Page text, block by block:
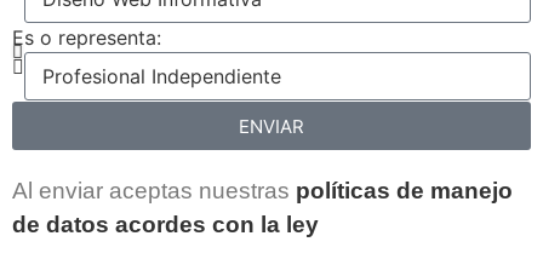
Es o representa:
ENVIAR
Al enviar aceptas nuestras políticas de manejo
de datos acordes con la ley